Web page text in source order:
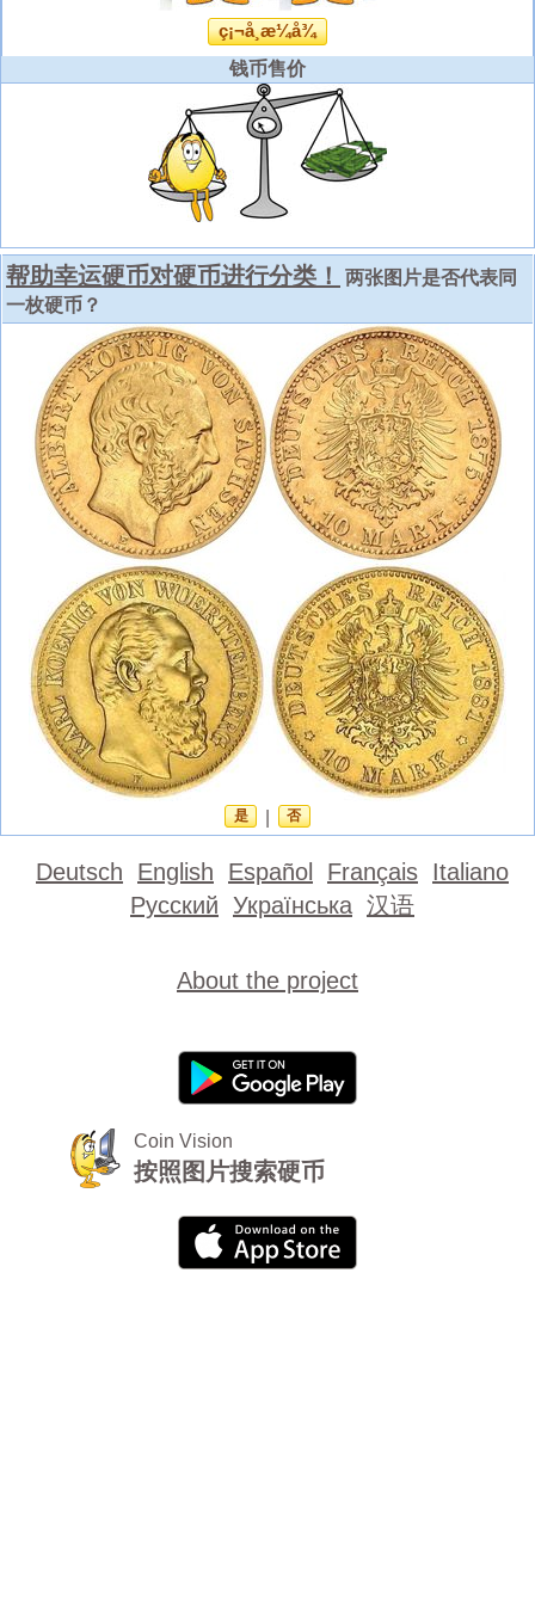
ç¡¬å¸æ¼å¾
钱币售价
帮助幸运硬币对硬币进行分类！
两张图片是否代表同
一枚硬币？
是 否
Deutsch English Español Français Italiano
Русский Українська 汉语
About the project
Coin Vision
按照图片搜索硬币